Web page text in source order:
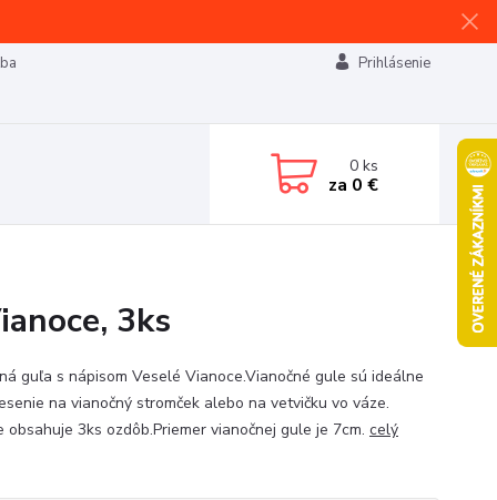
Prihlásenie
0ks
za 0 €
3ks
guľa s nápisom Veselé Vianoce.Vianočné gule sú ideálne
na vianočný stromček alebo na vetvičku vo váze.
obsahuje 3ks ozdôb.Priemer vianočnej gule je 7cm. celý